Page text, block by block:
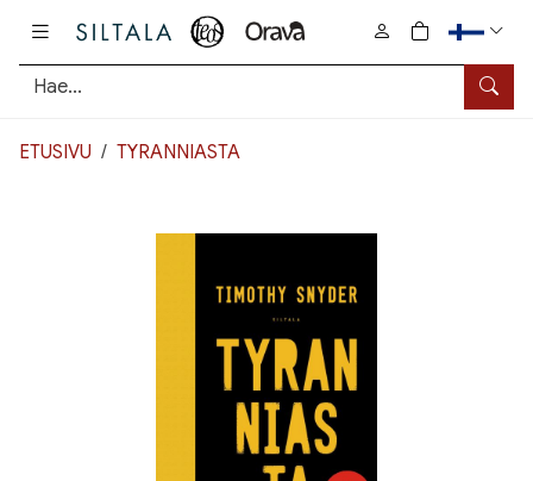
Hae
0
tuotetta
ETUSIVU TYRANNIASTA